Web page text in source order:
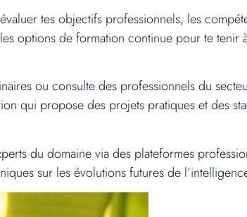
tes objectifs professionnels, les
options de formation continue pour te tenir
ou consulte des professionnels du
qui propose des projets pratiques et des
du domaine via des plateformes
sur les évolutions futures de